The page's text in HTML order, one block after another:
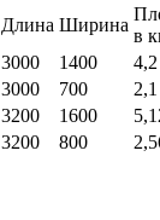
Длина Ширина
в
3000 1400
4,2
3000 700
2,1
3200 1600
3200 800